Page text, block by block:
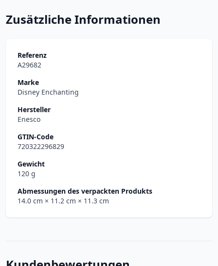
Zusätzliche Informationen
Referenz
A29682
Marke
Disney Enchanting
Hersteller
Enesco
GTIN-Code
720322296829
Gewicht
120 g
Abmessungen des verpackten Produkts
14.0 cm × 11.2 cm × 11.3 cm